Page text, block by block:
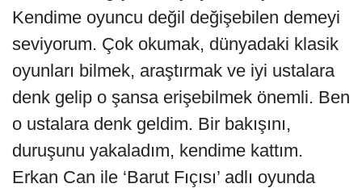
Kendime oyuncu değil değişebilen demeyi
seviyorum. Çok okumak, dünyadaki klasik
oyunları bilmek, araştırmak ve iyi ustalara
denk gelip o şansa erişebilmek önemli. Ben
o ustalara denk geldim. Bir bakışını,
duruşunu yakaladım, kendime kattım.
Erkan Can ile ‘Barut Fıçısı’ adlı oyunda